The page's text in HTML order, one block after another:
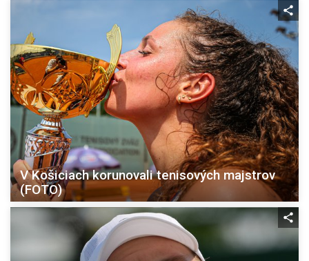
V Košiciach korunovali tenisových majstrov
(FOTO)